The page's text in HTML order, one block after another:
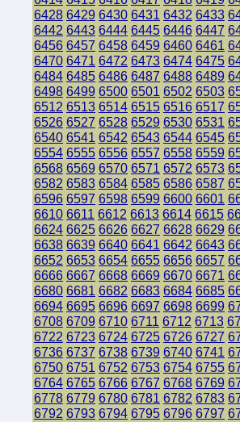
6428 6429 6430 6431 6432 6433
6442 6443 6444 6445 6446 6447
6456 6457 6458 6459 6460 6461
6470 6471 6472 6473 6474 6475
6484 6485 6486 6487 6488 6489
6498 6499 6500 6501 6502 6503
6512 6513 6514 6515 6516 6517
6526 6527 6528 6529 6530 6531
6540 6541 6542 6543 6544 6545
6554 6555 6556 6557 6558 6559
6568 6569 6570 6571 6572 6573
6582 6583 6584 6585 6586 6587
6596 6597 6598 6599 6600 6601
6610 6611 6612 6613 6614 6615
6624 6625 6626 6627 6628 6629
6638 6639 6640 6641 6642 6643
6652 6653 6654 6655 6656 6657
6666 6667 6668 6669 6670 6671
6680 6681 6682 6683 6684 6685
6694 6695 6696 6697 6698 6699
6708 6709 6710 6711 6712 6713
6722 6723 6724 6725 6726 6727
6736 6737 6738 6739 6740 6741
6750 6751 6752 6753 6754 6755
6764 6765 6766 6767 6768 6769
6778 6779 6780 6781 6782 6783
6792 6793 6794 6795 6796 6797